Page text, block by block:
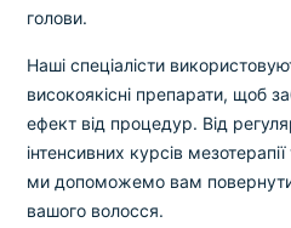
голови.
Наші спеціалісти
високоякісні препарати, щоб
ефект від процедур. Від
інтенсивних курсів
ми допоможемо вам
вашого волосся.
Оформити замовлення